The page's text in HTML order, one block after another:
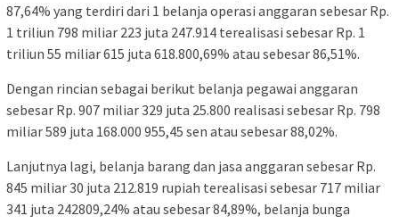
87,64% yang terdiri dari 1 belanja operasi anggaran sebesar Rp.
1 triliun 798 miliar 223 juta 247.914 terealisasi sebesar Rp. 1
triliun 55 miliar 615 juta 618.800,69% atau sebesar 86,51%.
Dengan rincian sebagai berikut belanja pegawai anggaran
sebesar Rp. 907 miliar 329 juta 25.800 realisasi sebesar Rp. 798
miliar 589 juta 168.000 955,45 sen atau sebesar 88,02%.
Lanjutnya lagi, belanja barang dan jasa anggaran sebesar Rp.
845 miliar 30 juta 212.819 rupiah terealisasi sebesar 717 miliar
341 juta 242809,24% atau sebesar 84,89%, belanja bunga